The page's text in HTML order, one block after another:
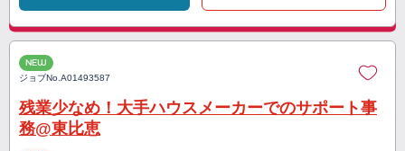
NEW
ジョブNo.A01493587
残業少なめ！大手ハウスメーカーでのサポート事
務@東比恵